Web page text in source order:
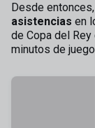
Desde
asistencias en
de Copa del
minutos de